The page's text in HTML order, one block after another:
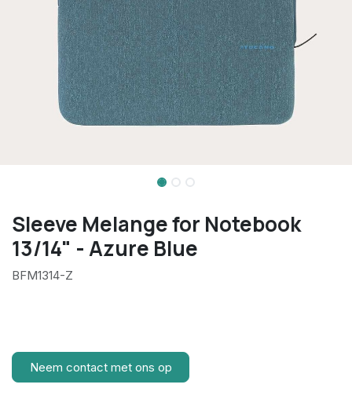
Sleeve Melange for Notebook
13/14" - Azure Blue
BFM1314-Z
Neem contact met ons op